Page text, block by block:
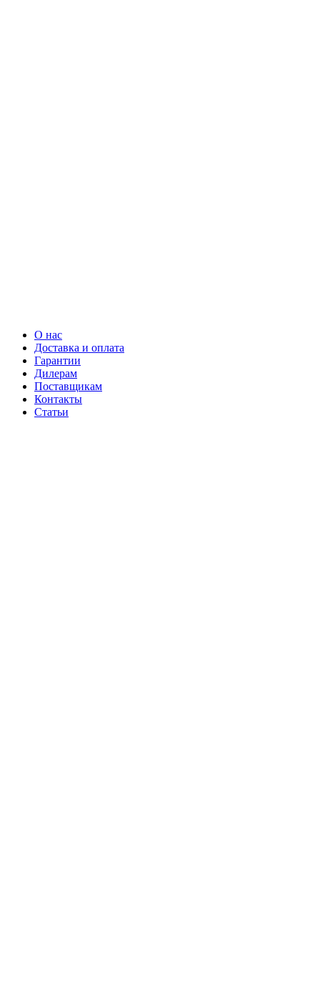
О нас
Доставка и оплата
Гарантии
Дилерам
Поставщикам
Контакты
Статьи